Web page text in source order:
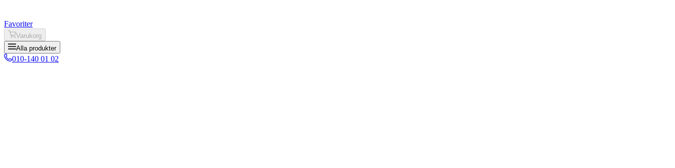
Favoriter
Varukorg
Alla produkter
010-140 01 02